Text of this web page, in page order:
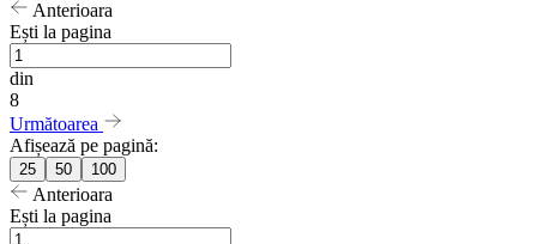
Anterioara
Ești la pagina
din
8
Următoarea
Afișează pe pagină:
25 50 100
Anterioara
Ești la pagina